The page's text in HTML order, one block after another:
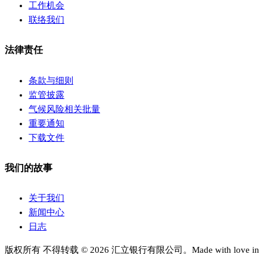
工作机会
联络我们
法律责任
条款与细则
监管披露
气候风险相关批量
重要通知
下载文件
我们的故事
关于我们
新闻中心
日志
版权所有 不得转载 © 2026 汇立银行有限公司。Made with love in